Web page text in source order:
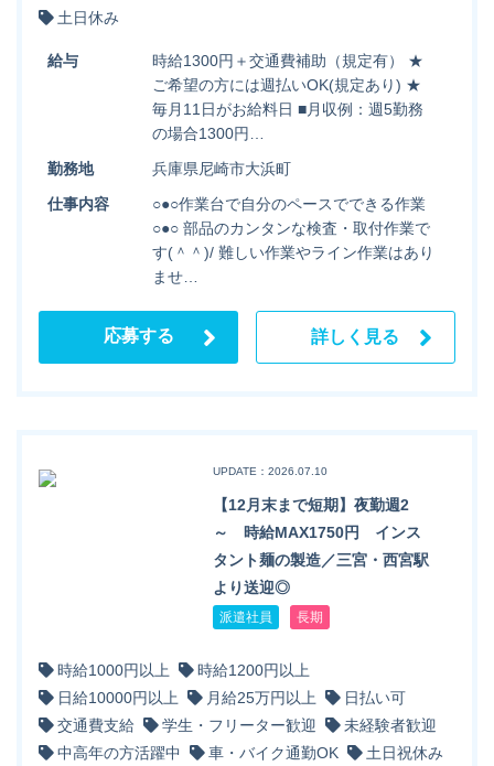
土日休み
給与
時給1300円＋交通費補助（規定有） ★
ご希望の方には週払いOK(規定あり) ★
毎月11日がお給料日 ■月収例：週5勤務
の場合1300円…
勤務地
兵庫県尼崎市大浜町
仕事内容
○●○作業台で自分のペースでできる作業
○●○ 部品のカンタンな検査・取付作業で
す(＾＾)/ 難しい作業やライン作業はあり
ませ…
応募する 詳しく見る
UPDATE：2026.07.10
【12月末まで短期】夜勤週2
～ 時給MAX1750円 インス
タント麺の製造／三宮・西宮駅
より送迎◎
派遣社員 長期
時給1000円以上
時給1200円以上
日給10000円以上
月給25万円以上
日払い可
交通費支給
学生・フリーター歓迎
未経験者歓迎
中高年の方活躍中
車・バイク通勤OK 土日祝休み